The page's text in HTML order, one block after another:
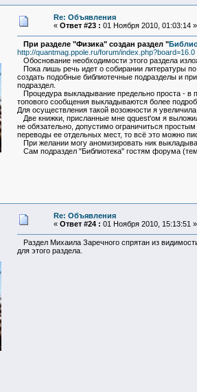
Re: Объявления
« Ответ #23 : 01 Ноября 2010, 01:03:14 »
При разделе "Физика" создан раздел "
http://quantmag.ppole.ru/forum/index.php?board=16.0
Обоснование необходимости этого раздела
Пока лишь речь идет о собирании литературы
создать подобные библиотечные подразделы и
подраздел.
Процедура выкладывание предельно проста - в
топового сообщения выкладываются более
Для осуществления такой возожности я
Две книжки, присланные мне qquest'ом я
не обязательно, допустимо ограничиться
переводы ее отдельных мест, то всё это можно
При желании могу аномизировать ник
Сам подраздел "Библиотека" гостям форума
Re: Объявления
« Ответ #24 : 01 Ноября 2010, 15:13:51 »
Раздел Михаила Заречного спрятан из
для этого раздела.